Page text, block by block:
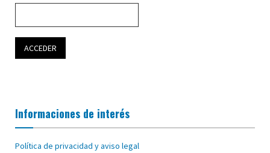
Informaciones de interés
Política de privacidad y aviso legal